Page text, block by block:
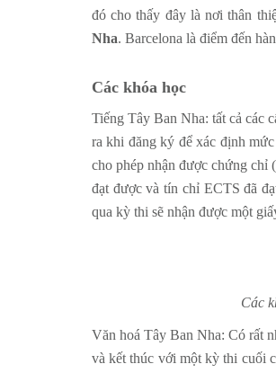
đó cho thấy đây là nơi thân
Nha. Barcelona là điểm đến
Các khóa học
Tiếng Tây Ban Nha: tất cả các
ra khi đăng ký để xác định
cho phép nhận được chứng chỉ
đạt được và tín chỉ ECTS đã
qua kỳ thi sẽ nhận được một
Các
Văn hoá Tây Ban Nha: Có rất
và kết thúc với một kỳ thi cuối